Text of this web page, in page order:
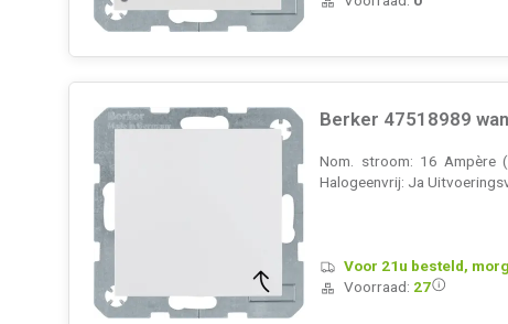
Berker 47518989
Nom. stroom: 16 Ampère
Halogeenvrij: Ja
Voor 21u besteld,
Voorraad: 27